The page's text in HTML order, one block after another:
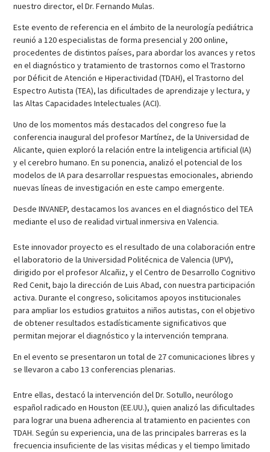
nuestro director, el Dr. Fernando Mulas.
Este evento de referencia en el ámbito de la neurología pediátrica
reunió a 120 especialistas de forma presencial y 200 online,
procedentes de distintos países, para abordar los avances y retos
en el diagnóstico y tratamiento de trastornos como el Trastorno
por Déficit de Atención e Hiperactividad (TDAH), el Trastorno del
Espectro Autista (TEA), las dificultades de aprendizaje y lectura, y
las Altas Capacidades Intelectuales (ACI).
Uno de los momentos más destacados del congreso fue la
conferencia inaugural del profesor Martínez, de la Universidad de
Alicante, quien exploró la relación entre la inteligencia artificial (IA)
y el cerebro humano. En su ponencia, analizó el potencial de los
modelos de IA para desarrollar respuestas emocionales, abriendo
nuevas líneas de investigación en este campo emergente.
Desde INVANEP, destacamos los avances en el diagnóstico del TEA
mediante el uso de realidad virtual inmersiva en Valencia.
Este innovador proyecto es el resultado de una colaboración entre
el laboratorio de la Universidad Politécnica de Valencia (UPV),
dirigido por el profesor Alcañiz, y el Centro de Desarrollo Cognitivo
Red Cenit, bajo la dirección de Luis Abad, con nuestra participación
activa. Durante el congreso, solicitamos apoyos institucionales
para ampliar los estudios gratuitos a niños autistas, con el objetivo
de obtener resultados estadísticamente significativos que
permitan mejorar el diagnóstico y la intervención temprana.
En el evento se presentaron un total de 27 comunicaciones libres y
se llevaron a cabo 13 conferencias plenarias.
Entre ellas, destacó la intervención del Dr. Sotullo, neurólogo
español radicado en Houston (EE.UU.), quien analizó las dificultades
para lograr una buena adherencia al tratamiento en pacientes con
TDAH. Según su experiencia, una de las principales barreras es la
frecuencia insuficiente de las visitas médicas y el tiempo limitado